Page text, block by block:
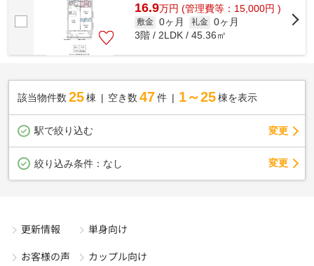
16.9万円 (管理費等：15,000円 )
敷金 0ヶ月 礼金 0ヶ月
3階 / 2LDK / 45.36㎡
該当物件数 25棟 空き数 47 件 1～25 棟を表示
駅で絞り込む 変更
絞り込み条件： なし 変更
更新情報
お客様の声
単身向け
カップル向け